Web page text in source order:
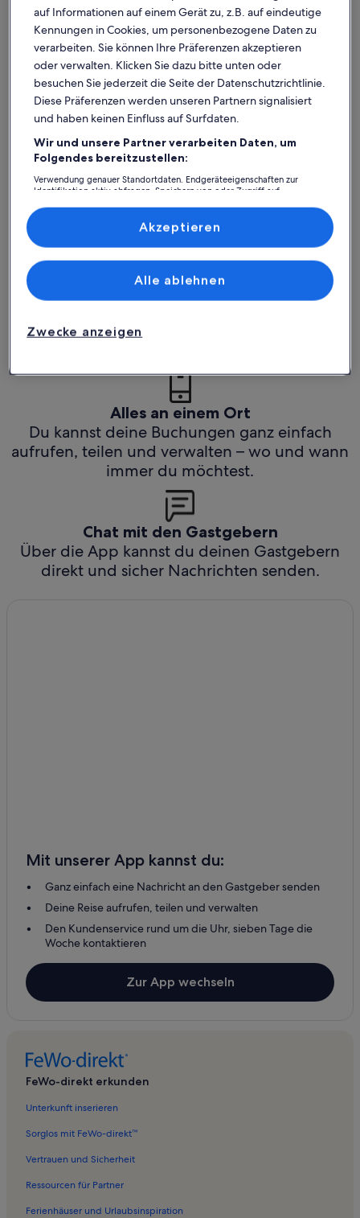
Was spricht für unsere App?
Immer in Verbindung
Du hast all deine Buchungsdetails immer
griffbereit, auch ohne WLAN!
Unser Kundenservice ist rund um die Uhr,
Alles an einem Ort
Du kannst deine Buchungen ganz einfach
aufrufen, teilen und verwalten – wo und wann
immer du möchtest.
Chat mit den Gastgebern
Über die App kannst du deinen Gastgebern
direkt und sicher Nachrichten senden.
Mit unserer App kannst du:
Ganz einfach eine Nachricht an den Gastgeber senden
Deine Reise aufrufen, teilen und verwalten
Den Kundenservice rund um die Uhr, sieben Tage die
Woche kontaktieren
Zur App wechseln
FeWo-direkt erkunden
Unterkunft inserieren
Sorglos mit FeWo-direkt™
Vertrauen und Sicherheit
Ressourcen für Partner
Ferienhäuser und Urlaubsinspiration
auf Informationen auf einem Gerät zu, z.B. auf eindeutige
Kennungen in Cookies, um personenbezogene Daten zu
verarbeiten. Sie können Ihre Präferenzen akzeptieren
oder verwalten. Klicken Sie dazu bitte unten oder
besuchen Sie jederzeit die Seite der Datenschutzrichtlinie.
Diese Präferenzen werden unseren Partnern signalisiert
und haben keinen Einfluss auf Surfdaten.
Wir und unsere Partner verarbeiten Daten, um
Folgendes bereitzustellen:
Verwendung genauer Standortdaten. Endgeräteeigenschaften zur
Identifikation aktiv abfragen. Speichern von oder Zugriff auf
Inhalte, Messung von Werbeleistung und der Performance von Inhalten,
Zielgruppenforschung sowie Entwicklung und Verbesserung von
Liste der Partner (Lieferanten)
Zwecke anzeigen
Alle ablehnen
Akzeptieren